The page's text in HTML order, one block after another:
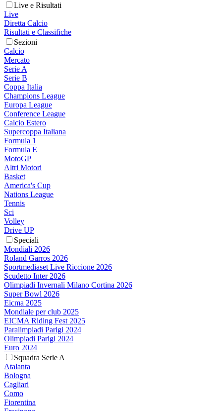
Live e Risultati
Live
Diretta Calcio
Risultati e Classifiche
Sezioni
Calcio
Mercato
Serie A
Serie B
Coppa Italia
Champions League
Europa League
Conference League
Calcio Estero
Supercoppa Italiana
Formula 1
Formula E
MotoGP
Altri Motori
Basket
America's Cup
Nations League
Tennis
Sci
Volley
Drive UP
Speciali
Mondiali 2026
Roland Garros 2026
Sportmediaset Live Riccione 2026
Scudetto Inter 2026
Olimpiadi Invernali Milano Cortina 2026
Super Bowl 2026
Eicma 2025
Mondiale per club 2025
EICMA Riding Fest 2025
Paralimpiadi Parigi 2024
Olimpiadi Parigi 2024
Euro 2024
Squadra Serie A
Atalanta
Bologna
Cagliari
Como
Fiorentina